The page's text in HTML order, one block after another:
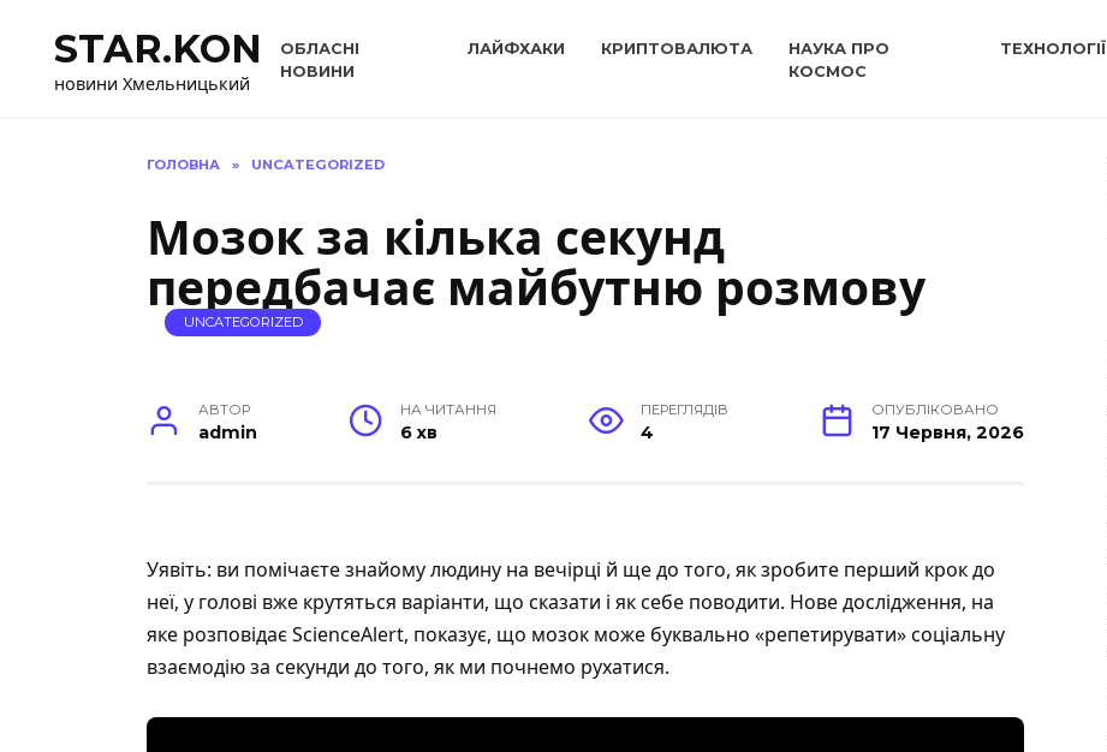
вмістуSTAR.KON
новини Хмельницький
ОБЛАСНІ
НОВИНИ
ЛАЙФХАКИ КРИПТОВАЛЮТА
НАУКА ПРО
КОСМОС
ТЕХНОЛОГІЇ
ГОЛОВНА » UNCATEGORIZED
Мозок за кілька секунд
передбачає майбутню розмову
UNCATEGORIZED
АВТОР
admin
НА ЧИТАННЯ
6 хв
ПЕРЕГЛЯДІВ
4
ОПУБЛІКОВАНО
17 Червня, 2026
Уявіть: ви помічаєте знайому людину на вечірці й ще до того, як зробите перший крок до
неї, у голові вже крутяться варіанти, що сказати і як себе поводити. Нове дослідження, на
яке розповідаєScienceAlert, показує, що мозок може буквально «репетирувати» соціальну
взаємодію за секунди до того, як ми почнемо рухатися.